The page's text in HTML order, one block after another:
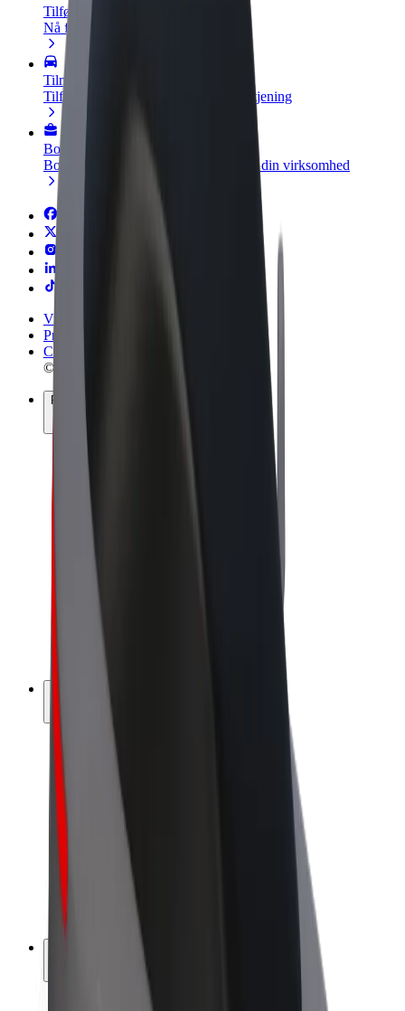
Tilføj restaurant eller butik
Nå flere kunder og øg din indtjening
Tilmeld dig som flådeejer
Tilføj din flåde til Bolt, og øg din indtjening
Bolt for Business
Bolt-produkter og tjenester skaleret til din virksomhed
Vilkår og betingelser
Privatliv
Cookies
© 2026 Bolt Technology OÜ
Produkter
Ture
Løbehjul
Bolt Marked
Bolt Drive
Chauffører
Chaufførindtjening
Leveringspersoner
Kurerindtjening
Bolt Mad partnere